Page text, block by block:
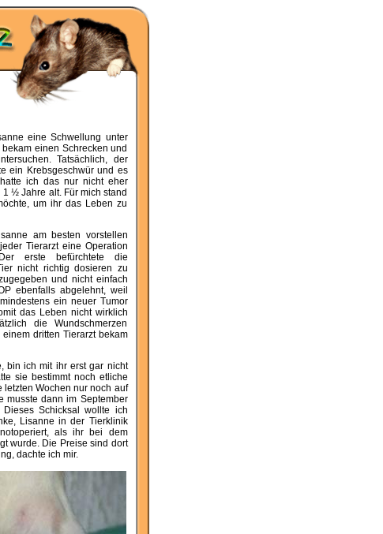
eine Schwellung unter
einen Schrecken und
Tatsächlich, der
ein Krebsgeschwür und es
ich das nur nicht eher
½ Jahre alt. Für mich stand
um ihr das Leben zu
am besten vorstellen
Tierarzt eine Operation
erste befürchtete die
nicht richtig dosieren zu
und nicht einfach
ebenfalls abgelehnt, weil
ein neuer Tumor
das Leben nicht wirklich
die Wundschmerzen
dritten Tierarzt bekam
bin ich mit ihr erst gar nicht
sie bestimmt noch etliche
letzten Wochen nur noch auf
musste dann im September
Schicksal wollte ich
Lisanne in der Tierklinik
als ihr bei dem
wurde. Die Preise sind dort
dachte ich mir.